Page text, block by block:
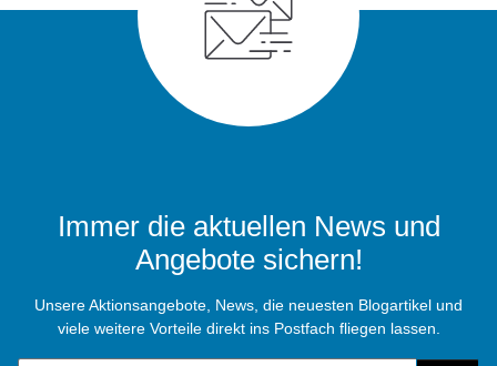
Immer die aktuellen News und
Angebote sichern!
Unsere Aktionsangebote, News, die neuesten Blogartikel und
viele weitere Vorteile direkt ins Postfach fliegen lassen.